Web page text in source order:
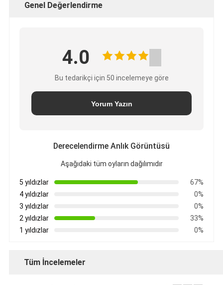
Genel Değerlendirme
4.0
Bu tedarikçi için 50 incelemeye göre
Yorum Yazın
Derecelendirme Anlık Görüntüsü
Aşağıdaki tüm oyların dağılımıdır
5 yıldızlar
67%
4 yıldızlar
0%
3 yıldızlar
0%
2 yıldızlar
33%
1 yıldızlar
0%
Tüm İncelemeler